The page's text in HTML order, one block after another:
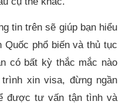
tin trên sẽ giúp bạn hiểu
phổ biến và thủ tục
có bất kỳ thắc mắc nào
xin visa, đừng ngần
được tư vấn tận tình và